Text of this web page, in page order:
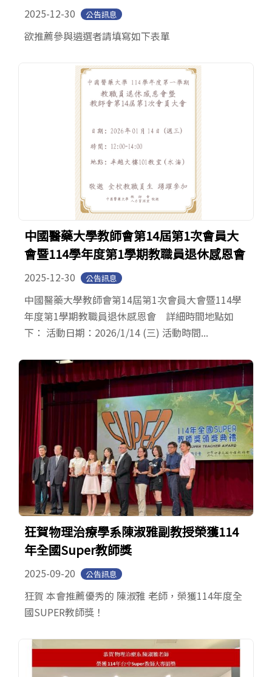
2025-12-30 公告訊息
欲推薦參與遴選者請填寫如下表單
中國醫藥大學教師會第14屆第1次會員大
會暨114學年度第1學期教職員退休感恩會
2025-12-30 公告訊息
中國醫藥大學教師會第14屆第1次會員大會暨114學
年度第1學期教職員退休感恩會 詳細時間地點如
下： 活動日期：2026/1/14 (三) 活動時間...
狂賀物理治療學系陳淑雅副教授榮獲114
年全國Super教師獎
2025-09-20 公告訊息
狂賀 本會推薦優秀的 陳淑雅 老師，榮獲114年度全
國SUPER教師獎！